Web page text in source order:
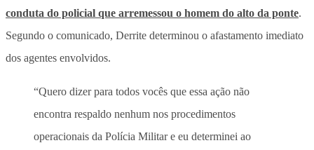
conduta do policial que arremessou o homem do alto da ponte.
Segundo o comunicado, Derrite determinou o afastamento imediato
dos agentes envolvidos.
“Quero dizer para todos vocês que essa ação não
encontra respaldo nenhum nos procedimentos
operacionais da Polícia Militar e eu determinei ao